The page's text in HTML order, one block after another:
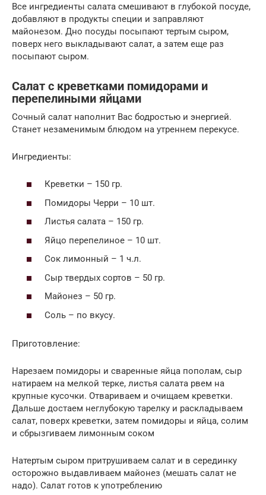
Все ингредиенты салата смешивают в глубокой посуде,
добавляют в продукты специи и заправляют
майонезом. Дно посуды посыпают тертым сыром,
поверх него выкладывают салат, а затем еще раз
посыпают сыром.
Салат с креветками помидорами и
перепелиными яйцами
Сочный салат наполнит Вас бодростью и энергией.
Станет незаменимым блюдом на утреннем перекусе.
Ингредиенты:
Креветки – 150 гр.
Помидоры Черри – 10 шт.
Листья салата – 150 гр.
Яйцо перепелиное – 10 шт.
Сок лимонный – 1 ч.л.
Сыр твердых сортов – 50 гр.
Майонез – 50 гр.
Соль – по вкусу.
Приготовление:
Нарезаем помидоры и сваренные яйца пополам, сыр
натираем на мелкой терке, листья салата рвем на
крупные кусочки. Отвариваем и очищаем креветки.
Дальше достаем неглубокую тарелку и раскладываем
салат, поверх креветки, затем помидоры и яйца, солим
и сбрызгиваем лимонным соком
Натертым сыром притрушиваем салат и в серединку
осторожно выдавливаем майонез (мешать салат не
надо). Салат готов к употреблению